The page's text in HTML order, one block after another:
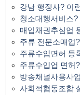
강남 행정사? 이
청소대행서비스?
매입채권추심업
주류 전문소매업
주류수입면허 등
주류수입업 면허
방송채널사용사
사회적협동조합